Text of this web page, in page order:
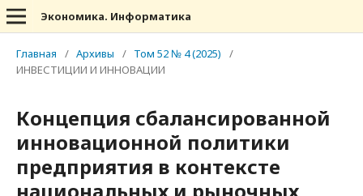
Экономика. Информатика
Главная / Архивы / Том 52 № 4 (2025)
/
ИНВЕСТИЦИИ И ИННОВАЦИИ
Концепция сбалансированной
инновационной политики
предприятия в контексте